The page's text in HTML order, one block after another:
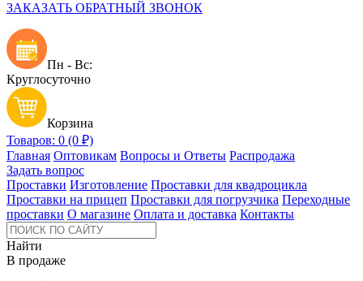
ЗАКАЗАТЬ ОБРАТНЫЙ ЗВОНОК
Пн - Вс:
Круглосуточно
Корзина
Товаров: 0 (0 ₽)
Главная Оптовикам Вопросы и Ответы Распродажа
Задать вопрос
Проставки Изготовление Проставки для квадроцикла
Проставки на прицеп Проставки для погрузчика Переходные
проставки О магазине Оплата и доставка Контакты
Найти
В продаже